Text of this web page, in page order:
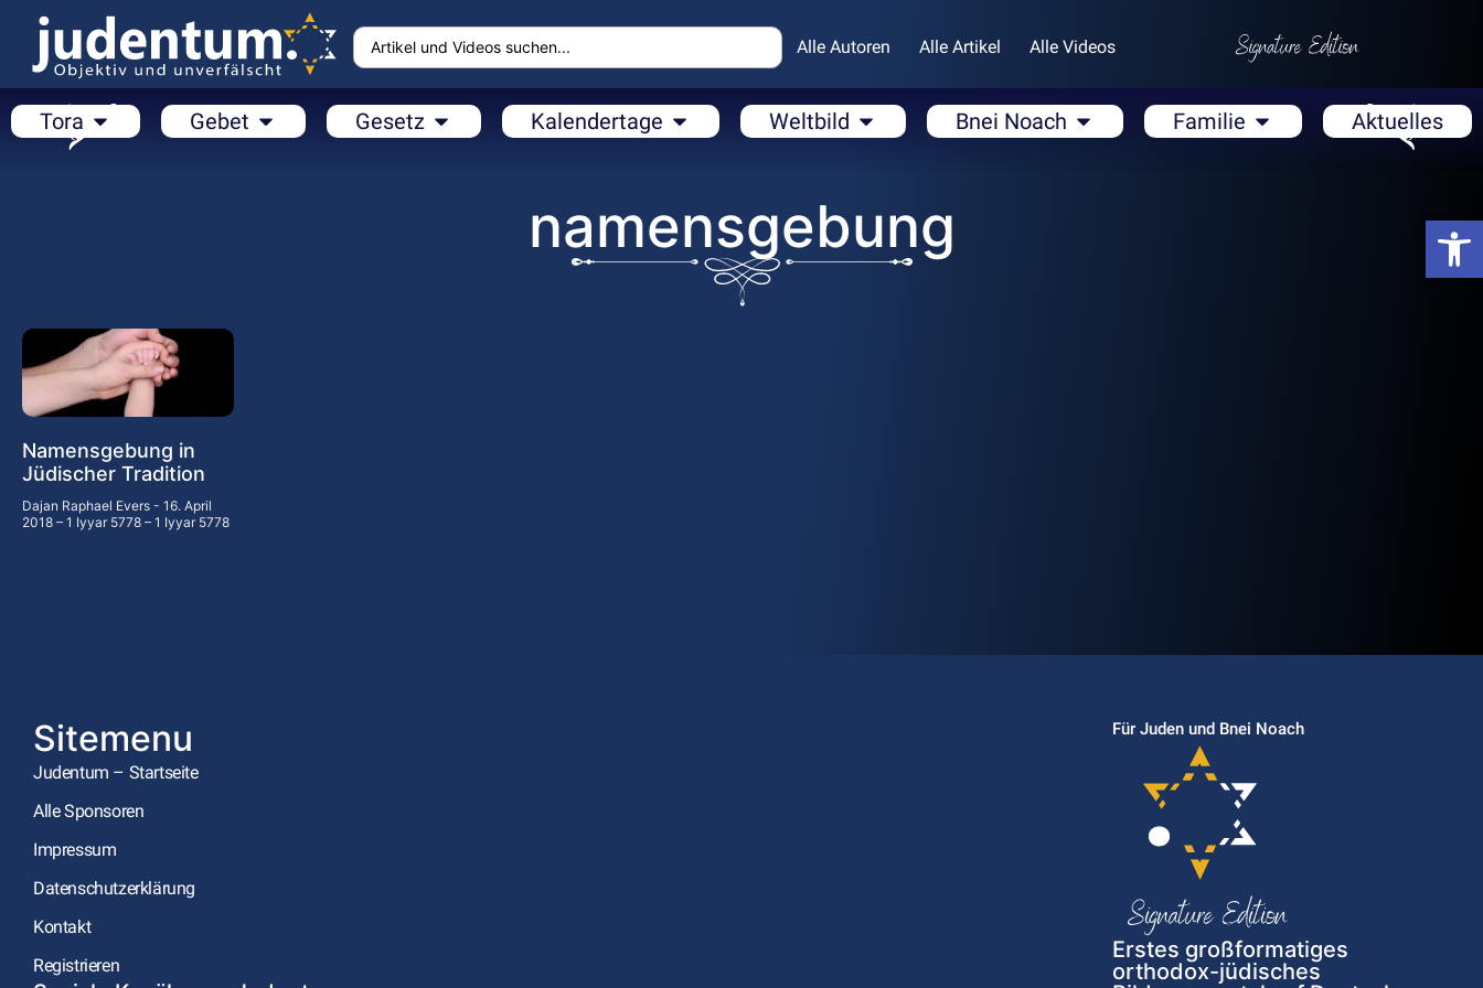
Alle Autoren Alle Artikel Alle Videos
Tora Gebet Gesetz Kalendertage Weltbild Bnei Noach Familie Aktuelles
namensgebung
Namensgebung in
Jüdischer Tradition
Dajan Raphael Evers
16. April
2018 – 1 Iyyar 5778 – 1 Iyyar 5778
Sitemenu
Judentum – Startseite
Alle Sponsoren
Impressum
Datenschutzerklärung
Kontakt
Registrieren
Für Juden und Bnei Noach
Erstes großformatiges
orthodox-jüdisches